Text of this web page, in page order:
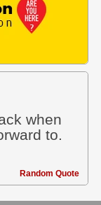
when
to.
Random Quote